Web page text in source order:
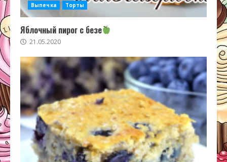
Выпечка Торты
Яблочный пирог с безе
21.05.2020